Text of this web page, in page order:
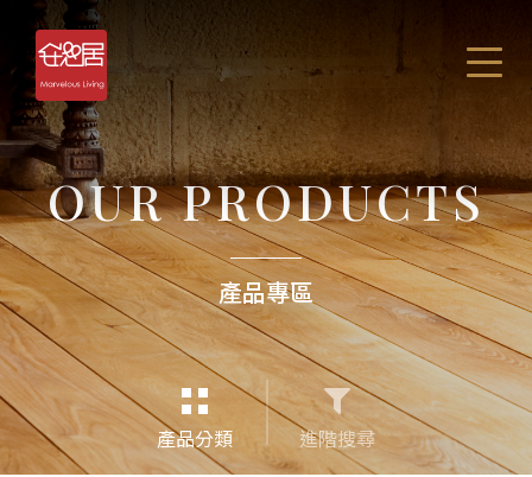
OUR PRODUCTS
產品專區
產品分類 進階搜尋